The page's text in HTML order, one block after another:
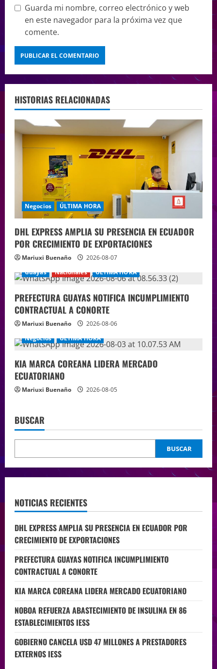
Guarda mi nombre, correo electrónico y web
en este navegador para la próxima vez que
comente.
HISTORIAS RELACIONADAS
Negocios ÚLTIMA HORA
DHL EXPRESS AMPLIA SU PRESENCIA EN ECUADOR
POR CRECIMIENTO DE EXPORTACIONES
Mariuxi Buenaño
2026-08-07
Guayas
Nacionales ÚLTIMA HORA
PREFECTURA GUAYAS NOTIFICA INCUMPLIMIENTO
CONTRACTUAL A CONORTE
Mariuxi Buenaño
2026-08-06
Negocios
ÚLTIMA HORA
KIA MARCA COREANA LIDERA MERCADO
ECUATORIANO
Mariuxi Buenaño 2026-08-05
BUSCAR
BUSCAR
NOTICIAS RECIENTES
DHL EXPRESS AMPLIA SU PRESENCIA EN ECUADOR POR
CRECIMIENTO DE EXPORTACIONES
PREFECTURA GUAYAS NOTIFICA INCUMPLIMIENTO
CONTRACTUAL A CONORTE
KIA MARCA COREANA LIDERA MERCADO ECUATORIANO
NOBOA REFUERZA ABASTECIMIENTO DE INSULINA EN 86
ESTABLECIMIENTOS IESS
GOBIERNO CANCELA USD 47 MILLONES A PRESTADORES
EXTERNOS IESS